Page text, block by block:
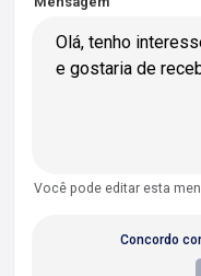
Você pode editar esta
Concordo